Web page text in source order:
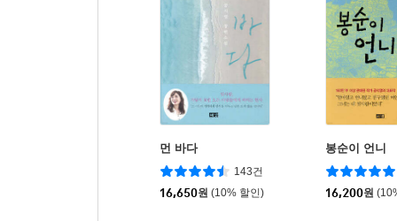
먼 바다
143건
16,650원 (10% 할인)
봉순이 언니
16,200원